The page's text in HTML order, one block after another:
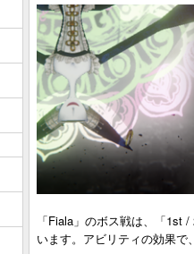
「Fiala」のボス戦は、「1st
います。アビリティの効果で